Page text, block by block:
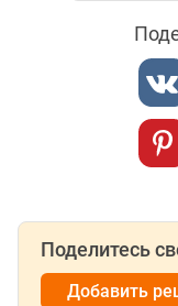
Поделитесь
Добавить